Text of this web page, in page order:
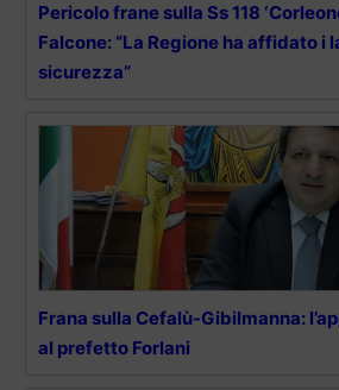
Pericolo frane sulla Ss 118
Falcone: “La Regione ha affidato i
sicurezza”
Frana sulla Cefalù-Gibilmanna:
al prefetto Forlani